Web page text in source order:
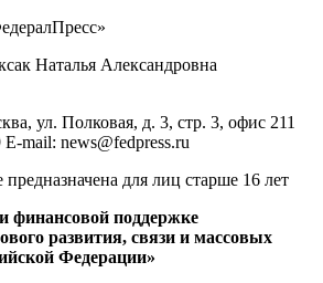
Наталья Александровна
ул. Полковая, д. 3, стр. 3, офис 211
mail: news@fedpress.ru
для лиц старше 16 лет
финансовой поддержке
развития, связи и массовых
Федерации»